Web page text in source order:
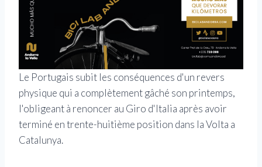
Le Portugais subit les conséquences d'un revers
physique qui a complètement gâché son printemps,
l'obligeant à renoncer au Giro d'Italia après avoir
terminé en trente-huitième position dans la Volta a
Catalunya.